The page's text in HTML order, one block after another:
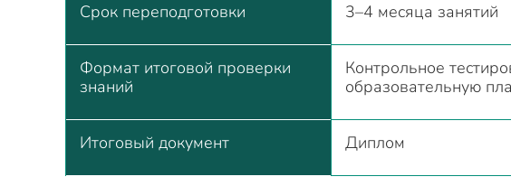
Срок переподготовки 3–4 месяца занятий
Формат итоговой проверки
знаний
Контрольное
образовательную
Итоговый документ Диплом